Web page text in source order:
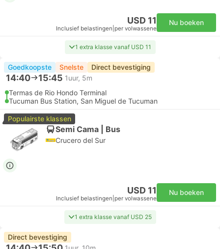
USD 11
Inclusief belastingen per volwassene
Nu boeken
1 extra klasse vanaf USD 11
Goedkoopste Snelste Direct bevestiging
14:40 15:45 1uur, 5m
Termas de Rio Hondo Terminal
Tucuman Bus Station, San Miguel de Tucuman
Populairste klassen
Semi Cama | Bus
Crucero del Sur
USD 11
Inclusief belastingen per volwassene
Nu boeken
1 extra klasse vanaf USD 25
Direct bevestiging